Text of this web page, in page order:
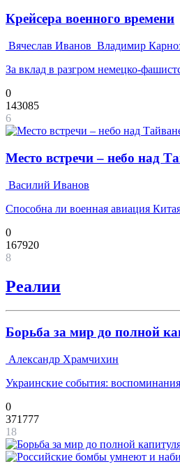
Крейсера военного времени
Вячеслав Иванов Владимир
За вклад в разгром немецко-
0
143085
6
Место встречи – небо над
Василий Иванов
Способна ли военная авиация
0
167920
8
Реалии
Борьба за мир до полной
Александр Храмчихин
Украинские события:
0
371777
18